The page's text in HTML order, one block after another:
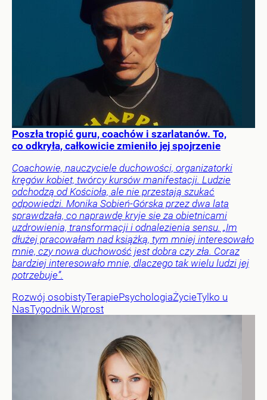
Poszła tropić guru, coachów i szarlatanów. To,
co odkryła, całkowicie zmieniło jej spojrzenie
Coachowie, nauczyciele duchowości, organizatorki
kręgów kobiet, twórcy kursów manifestacji. Ludzie
odchodzą od Kościoła, ale nie przestają szukać
odpowiedzi. Monika Sobień-Górska przez dwa lata
sprawdzała, co naprawdę kryje się za obietnicami
uzdrowienia, transformacji i odnalezienia sensu. „Im
dłużej pracowałam nad książką, tym mniej interesowało
mnie, czy nowa duchowość jest dobra czy zła. Coraz
bardziej interesowało mnie, dlaczego tak wielu ludzi jej
potrzebuje”.
Rozwój osobistyTerapiePsychologiaŻycieTylko u
NasTygodnik Wprost